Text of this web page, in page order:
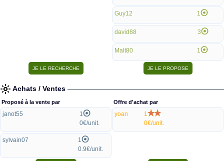
Guy12 1
david88 3
Malt80 1
Achats / Ventes
Proposé à la vente par
janot55
1
0€/unit.
sylvain07
1
0.9€/unit.
Offre d'achat par
yoan
1
0€/unit.